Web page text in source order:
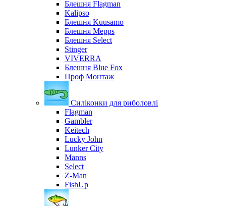
Блешня Flagman
Kalipso
Блешня Kuusamo
Блешня Mepps
Блешня Select
Stinger
VIVERRA
Блешня Blue Fox
Проф Монтаж
Силіконки для риболовлі
Flagman
Gambler
Keitech
Lucky John
Lunker City
Manns
Select
Z-Man
FishUp